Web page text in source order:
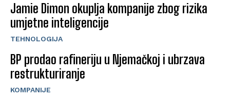
Jamie Dimon okuplja kompanije zbog rizika
umjetne inteligencije
TEHNOLOGIJA
BP prodao rafineriju u Njemačkoj i ubrzava
restrukturiranje
KOMPANIJE